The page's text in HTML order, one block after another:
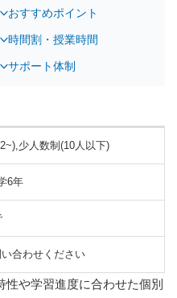
おすすめポイント
時間割・授業時間
サポート体制
少人数制(10人以下)
6年
合わせください
や学習進度に合わせた個別